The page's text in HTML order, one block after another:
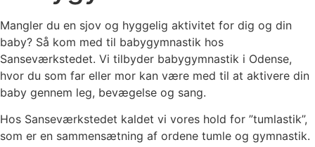
Mangler du en sjov og hyggelig aktivitet for dig og din
baby? Så kom med til babygymnastik hos
Sanseværkstedet. Vi tilbyder babygymnastik i Odense,
hvor du som far eller mor kan være med til at aktivere din
baby gennem leg, bevægelse og sang.
Hos Sanseværkstedet kaldet vi vores hold for ”tumlastik”,
som er en sammensætning af ordene tumle og gymnastik.